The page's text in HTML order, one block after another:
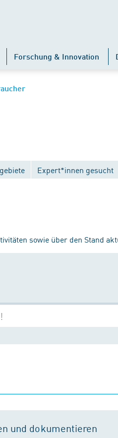
Forschung & Innovation
Expert*innen gesucht
sowie über den Stand
und dokumentieren